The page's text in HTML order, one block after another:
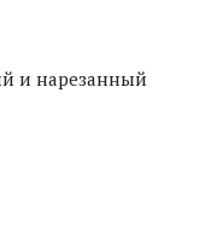
и нарезанный